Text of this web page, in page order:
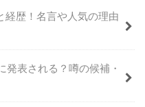
経歴！名言や人気の理由
発表される？噂の候補・